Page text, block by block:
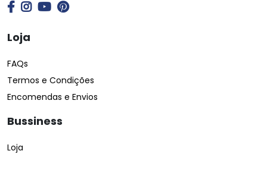
Loja
FAQs
Termos e Condições
Encomendas e Envios
Bussiness
Loja